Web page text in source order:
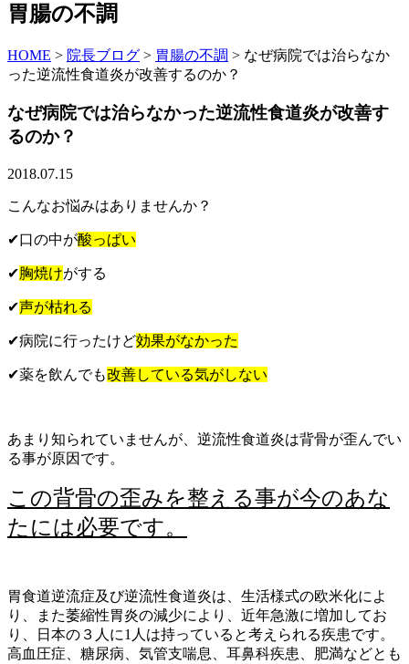
胃腸の不調
HOME > 院長ブログ > 胃腸の不調 > なぜ病院では治らなか
った逆流性食道炎が改善するのか？
なぜ病院では治らなかった逆流性食道炎が改善す
るのか？
2018.07.15
こんなお悩みはありませんか？
✔口の中が酸っぱい
✔胸焼けがする
✔声が枯れる
✔病院に行ったけど効果がなかった
✔薬を飲んでも改善している気がしない
あまり知られていませんが、逆流性食道炎は背骨が歪んでい
る事が原因です。
この背骨の歪みを整える事が今のあな
たには必要です。
胃食道逆流症及び逆流性食道炎は、生活様式の欧米化によ
り、また萎縮性胃炎の減少により、近年急激に増加してお
り、日本の３人に1人は持っていると考えられる疾患です。
高血圧症、糖尿病、気管支喘息、耳鼻科疾患、肥満などとも